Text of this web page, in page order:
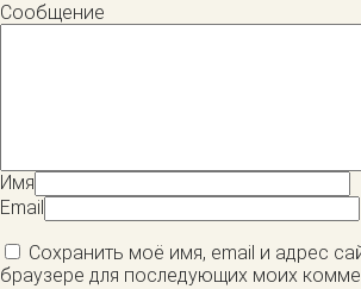
Сообщение
Имя
Email
Сохранить моё имя, email и адрес
браузере для последующих моих